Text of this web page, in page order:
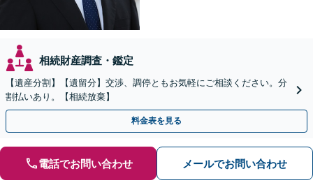
相続財産調査・鑑定
【遺産分割】【遺留分】交渉、調停ともお気軽にご相談ください。分
割払いあり。【相続放棄】
料金表を見る
電話でお問い合わせ メールでお問い合わせ